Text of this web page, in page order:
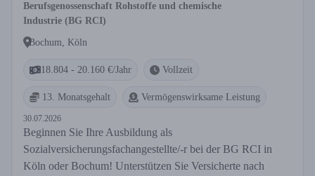
Berufsgenossenschaft Rohstoffe und chemische
Industrie (BG RCI)
Bochum, Köln
18.804 - 20.160 €/Jahr Vollzeit
13. Monatsgehalt Vermögenswirksame Leistung
30.07.2026
Beginnen Sie Ihre Ausbildung als
Sozialversicherungsfachangestellte/-r bei der BG RCI in
Köln oder Bochum! Unterstützen Sie Versicherte nach